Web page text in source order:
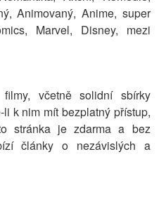
Animovaný, Anime, super
Marvel, Disney, mezi
včetně solidní sbírky
k nim mít bezplatný přístup,
stránka je zdarma a bez
články o nezávislých a